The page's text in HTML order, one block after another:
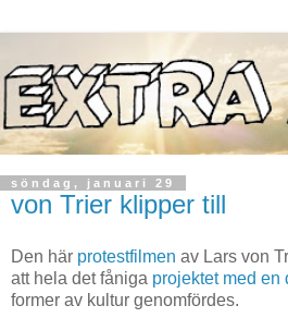
söndag, januari 29
von Trier klipper till
Den här protestfilmen av Lars von
att hela det fåniga projektet med en
former av kultur genomfördes.